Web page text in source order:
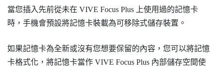
當您插入先前從未在 VIVE Focus Plus 上使用過的記憶卡
時，手機會預設將記憶卡裝載為可移除式儲存裝置。
如果記憶卡為全新或沒有您想要保留的內容，您可以將記憶
卡格式化，將記憶卡當作 VIVE Focus Plus 內部儲存空間使